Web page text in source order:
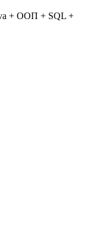
+ ООП + SQL +